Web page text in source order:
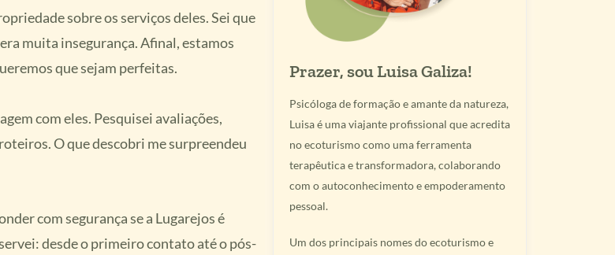
sobre os serviços deles. Sei que
muita insegurança. Afinal, estamos
que sejam perfeitas.
com eles. Pesquisei avaliações,
O que descobri me surpreendeu
com segurança se a Lugarejos é
desde o primeiro contato até o pós-
Prazer, sou Luisa Galiza!
Psicóloga de formação e amante da natureza,
Luisa é uma viajante profissional que acredita
no ecoturismo como uma ferramenta
terapêutica e transformadora, colaborando
com o autoconhecimento e empoderamento
pessoal.
Um dos principais nomes do ecoturismo e